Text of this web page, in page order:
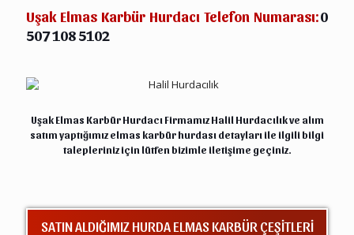
Uşak Elmas Karbür Hurdacı Telefon Numarası:0
507 108 5102
Uşak Elmas Karbür Hurdacı Firmamız Halil Hurdacılıkve alım
satım yaptığımız elmas karbür hurdası detayları ile ilgili bilgi
talepleriniz için lütfen bizimle iletişime geçiniz.
SATIN ALDIĞIMIZ HURDA ELMAS KARBÜR ÇEŞİTLERİ